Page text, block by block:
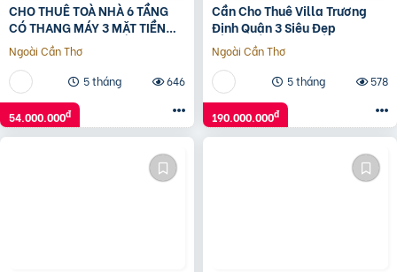
CHO THUÊ TOÀ NHÀ 6 TẦNG
CÓ THANG MÁY 3 MẶT TIỀN
TTTP Huế
Ngoài Cần Thơ
5 tháng
646
54.000.000đ
Cần Cho Thuê Villa Trương
Định Quận 3 Siêu Đẹp
Ngoài Cần Thơ
5 tháng
578
190.000.000đ